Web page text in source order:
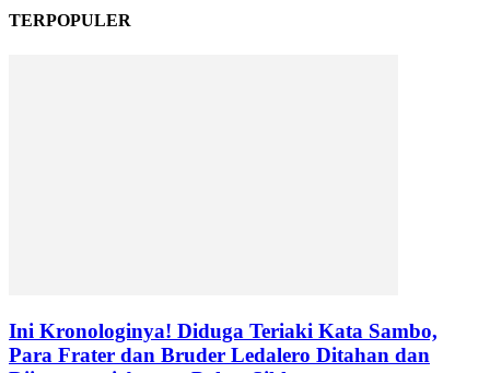
TERPOPULER
Ini Kronologinya! Diduga Teriaki Kata Sambo,
Para Frater dan Bruder Ledalero Ditahan dan